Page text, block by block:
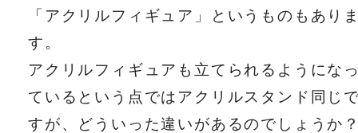
「アクリルフィギュア」というものもあり
す。
アクリルフィギュアも立てられるようにな
ているという点ではアクリルスタンド同じ
すが、どういった違いがあるのでしょうか